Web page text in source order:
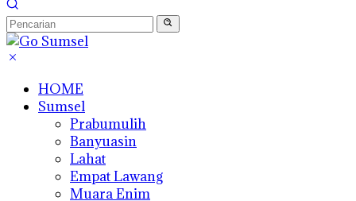
HOME
Sumsel
Prabumulih
Banyuasin
Lahat
Empat Lawang
Muara Enim